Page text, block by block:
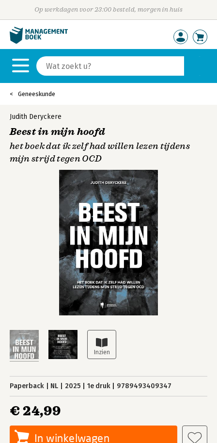
Op werkdagen voor 23:00 besteld, morgen in huis
Geneeskunde
Judith Deryckere
Beest in mijn hoofd
het boek dat ik zelf had willen lezen tijdens
mijn strijd tegen OCD
Paperback NL 2025 1e druk 9789493409347
€ 24,99
In winkelwagen